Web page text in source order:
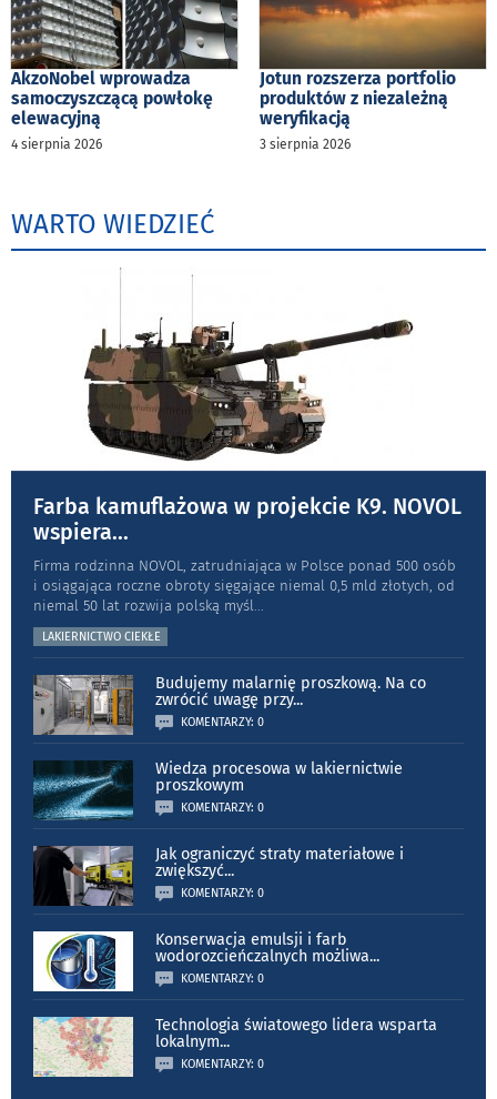
AkzoNobel wprowadza
samoczyszczącą powłokę
elewacyjną
4 sierpnia 2026
Jotun rozszerza portfolio
produktów z niezależną
weryfikacją
3 sierpnia 2026
WARTO WIEDZIEĆ
Farba kamuflażowa w projekcie K9. NOVOL
wspiera...
Firma rodzinna NOVOL, zatrudniająca w Polsce ponad 500 osób
i osiągająca roczne obroty sięgające niemal 0,5 mld złotych, od
niemal 50 lat rozwija polską myśl
LAKIERNICTWO CIEKŁE
Budujemy malarnię proszkową. Na co
zwrócić uwagę przy...
KOMENTARZY: 0
Wiedza procesowa w lakiernictwie
proszkowym
KOMENTARZY: 0
Jak ograniczyć straty materiałowe i
zwiększyć...
KOMENTARZY: 0
Konserwacja emulsji i farb
wodorozcieńczalnych możliwa...
KOMENTARZY: 0
Technologia światowego lidera wsparta
lokalnym...
KOMENTARZY: 0